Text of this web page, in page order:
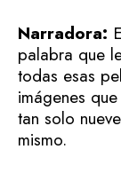
Narradora:
palabra que
todas esas
imágenes
tan solo
mismo.